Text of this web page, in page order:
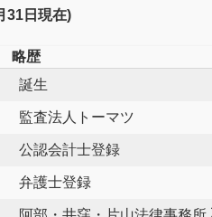
31日現在)
略歴
誕生
監査法人トーマツ
公認会計士登録
弁護士登録